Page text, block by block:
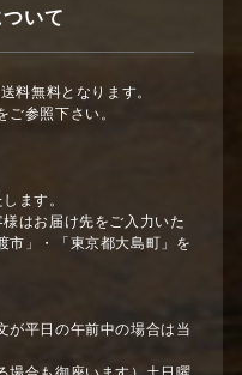
いて
料無料となります。
参照下さい。
ます。
はお届け先をご入力いた
市」・「東京都大島町」を
平日の午前中の場合は当